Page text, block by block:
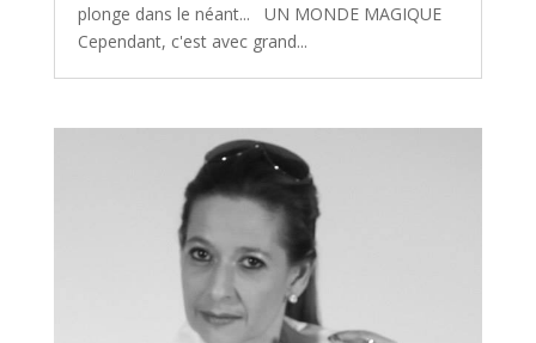
plonge dans le néant... UN MONDE MAGIQUE
Cependant, c'est avec grand...